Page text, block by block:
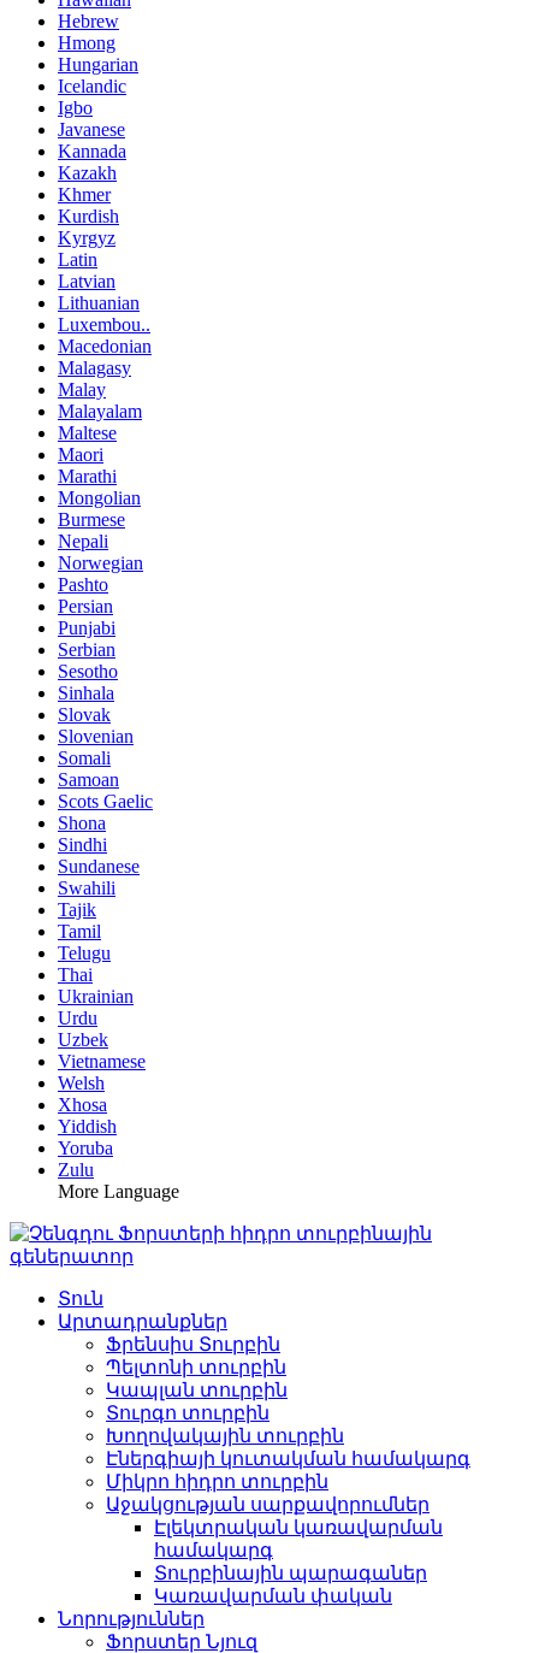
Hebrew
Hmong
Hungarian
Icelandic
Igbo
Javanese
Kannada
Kazakh
Khmer
Kurdish
Kyrgyz
Latin
Latvian
Lithuanian
Luxembou..
Macedonian
Malagasy
Malay
Malayalam
Maltese
Maori
Marathi
Mongolian
Burmese
Nepali
Norwegian
Pashto
Persian
Punjabi
Serbian
Sesotho
Sinhala
Slovak
Slovenian
Somali
Samoan
Scots Gaelic
Shona
Sindhi
Sundanese
Swahili
Tajik
Tamil
Telugu
Thai
Ukrainian
Urdu
Uzbek
Vietnamese
Welsh
Xhosa
Yiddish
Yoruba
Zulu
More Language
Տուն
Արտադրանքներ
Ֆրենսիս Տուրբին
Պելտոնի տուրբին
Կապլան տուրբին
Տուրգո տուրբին
Խողովակային տուրբին
Էներգիայի կուտակման համակարգ
Միկրո հիդրո տուրբին
Աջակցության սարքավորումներ
Էլեկտրական կառավարման
համակարգ
Տուրբինային պարագաներ
Կառավարման փական
Նորություններ
Ֆորստեր Նյուզ